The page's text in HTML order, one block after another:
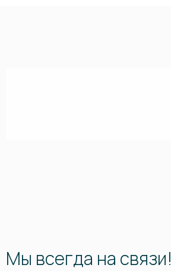
Мы всегда на связи!